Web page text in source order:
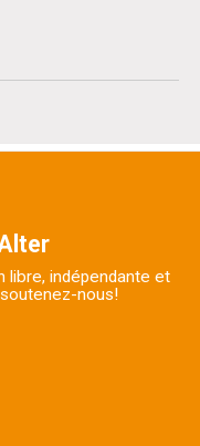
libre, indépendante et
nous!